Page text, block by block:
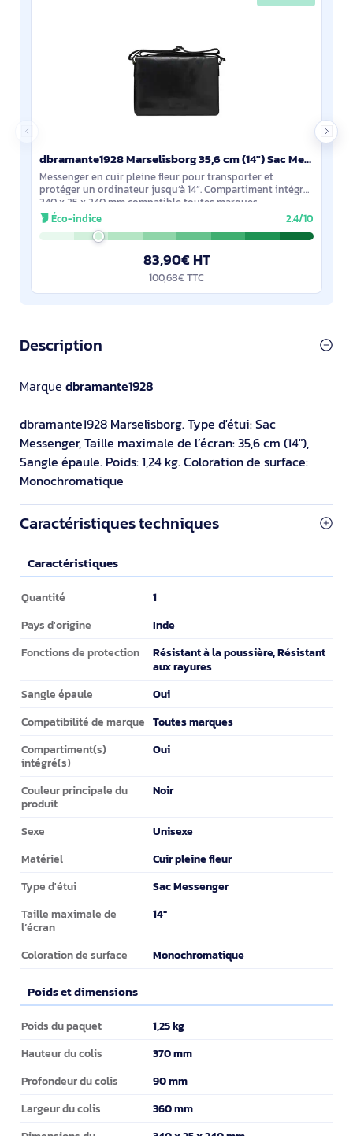
dbramante1928 Marselisborg 35,6 cm (14") Sac Messenger Noir - BG14BL001674
Messenger en cuir pleine fleur pour transporter et
protéger un ordinateur jusqu’à 14”. Compartiment intégré
340 x 25 x 240 mm compatible toutes marques,
protégeant de la poussière et des rayures.
Éco-indice 2.4/10
83,90€ HT
100,68€ TTC
Description
Marque dbramante1928
dbramante1928 Marselisborg. Type d'étui: Sac
Messenger, Taille maximale de l’écran: 35,6 cm (14"),
Sangle épaule. Poids: 1,24 kg. Coloration de surface:
Monochromatique
Caractéristiques techniques
Caractéristiques
Caractéristiques
Quantité 1
Pays d'origine Inde
Fonctions de protection
Résistant à la poussière, Résistant
aux rayures
Sangle épaule Oui
Compatibilité de marque Toutes marques
Compartiment(s)
intégré(s)
Oui
Couleur principale du
produit
Noir
Sexe Unisexe
Matériel Cuir pleine fleur
Type d'étui Sac Messenger
Taille maximale de
l’écran
14"
Coloration de surface Monochromatique
Poids et dimensions
Poids et dimensions
Poids du paquet 1,25 kg
Hauteur du colis 370 mm
Profondeur du colis 90 mm
Largeur du colis 360 mm